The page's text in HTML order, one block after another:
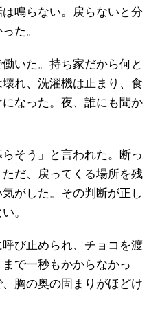
鳴らない。戻らないと分
た。
いた。持ち家だから何と
れ、洗濯機は止まり、食
なった。夜、誰にも聞か
そう」と言われた。断っ
だ、戻ってくる場所を残
がした。その判断が正し
。
び止められ、チョコを渡
で一秒もかからなかっ
胸の奥の固まりがほどけ